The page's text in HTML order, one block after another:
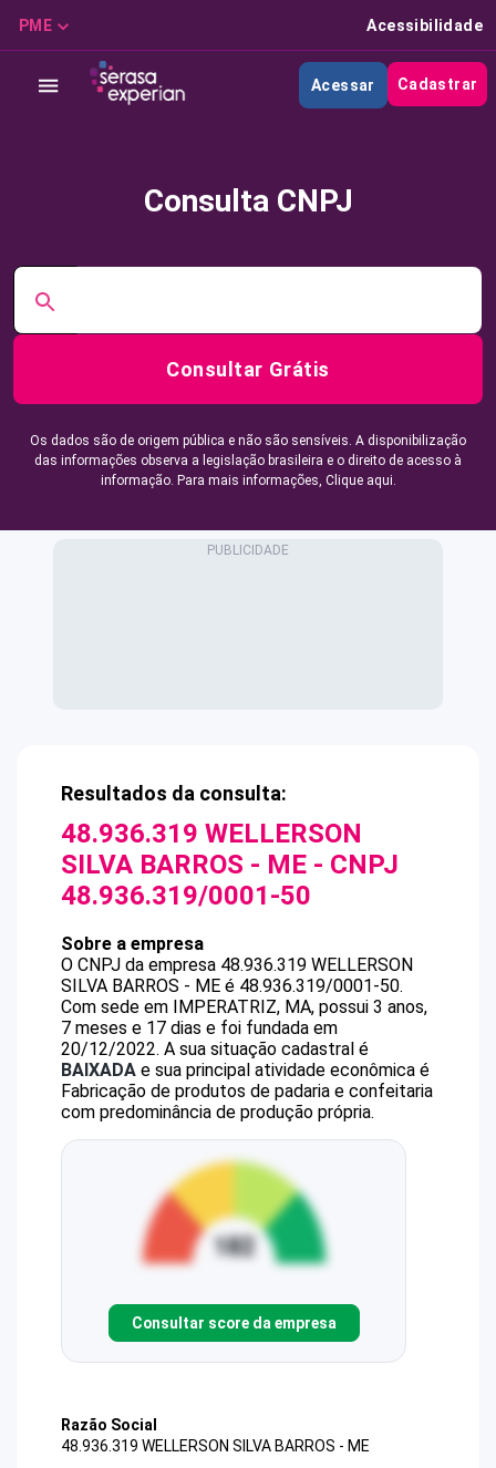
PME Acessibilidade
Acessar Cadastrar
Consulta CNPJ
Consultar Grátis
Os dados são de origem pública e não são sensíveis. A disponibilização
das informações observa a legislação brasileira e o direito de acesso à
informação. Para mais informações, Clique aqui.
Resultados da consulta:
48.936.319 WELLERSON
SILVA BARROS - ME - CNPJ
48.936.319/0001-50
Sobre a empresa
O CNPJ da empresa 48.936.319 WELLERSON
SILVA BARROS - ME é 48.936.319/0001-50.
Com sede em IMPERATRIZ, MA, possui 3 anos,
7 meses e 17 dias e foi fundada em
20/12/2022. A sua situação cadastral é
BAIXADA e sua principal atividade econômica é
Fabricação de produtos de padaria e confeitaria
com predominância de produção própria.
Consultar score da empresa
Razão Social
48.936.319 WELLERSON SILVA BARROS - ME